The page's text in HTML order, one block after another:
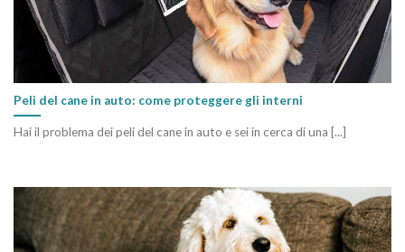
Peli del cane in auto: come proteggere gli interni
Hai il problema dei peli del cane in auto e sei in cerca di una [...]